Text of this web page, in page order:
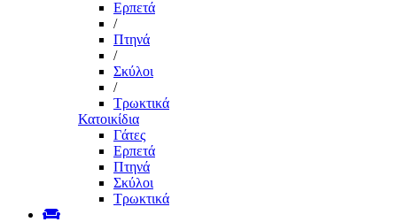
Ερπετά
/
Πτηνά
/
Σκύλοι
/
Τρωκτικά
Κατοικίδια
Γάτες
Ερπετά
Πτηνά
Σκύλοι
Τρωκτικά